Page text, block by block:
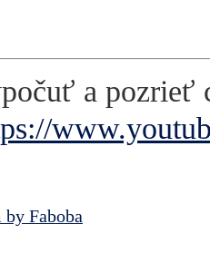
a pozrieť
Faboba